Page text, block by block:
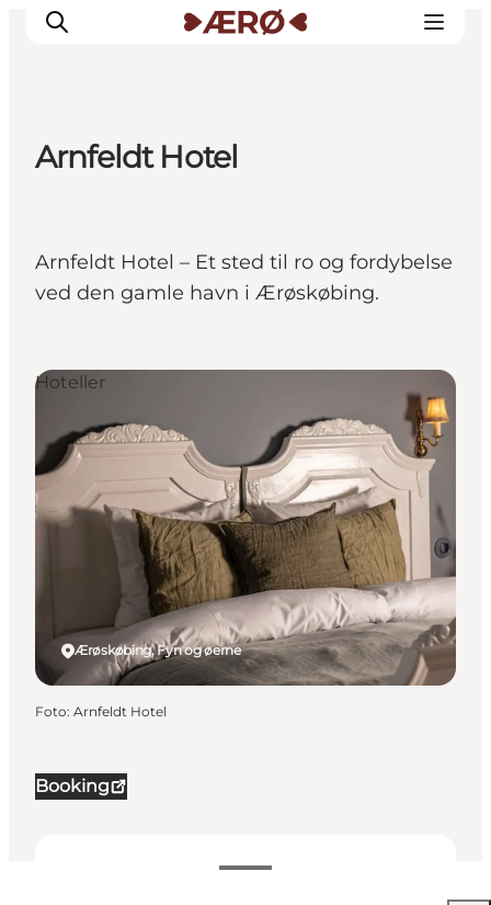
Oplevelser
Events
Planlæg ferien
Arnfeldt Hotel
Arnfeldt Hotel – Et sted til ro og fordybelse
ved den gamle havn i Ærøskøbing.
Booking
Ærøskøbing, Fyn og øerne
Hoteller
Foto: Arnfeldt Hotel